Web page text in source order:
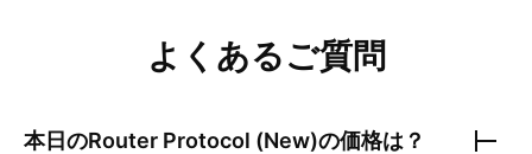
よくあるご質問
本日のRouter Protocol (New)の価格は？